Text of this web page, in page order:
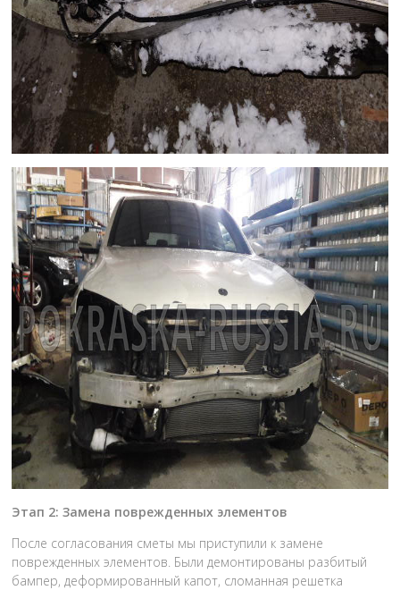
Этап 2: Замена поврежденных элементов
После согласования сметы мы приступили к замене
поврежденных элементов. Были демонтированы разбитый
бампер, деформированный капот, сломанная решетка